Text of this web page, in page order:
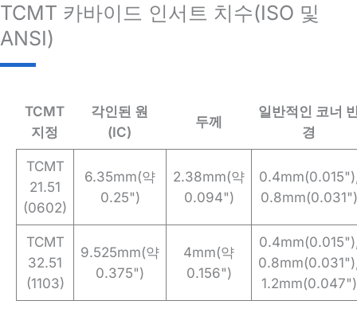
TCMT 카바이드 인서트 치수(ISO 및
ANSI)
TCMT
지정
각인된 원
(IC)
두께
일반적인 코너
경
TCMT
21.51
(0602)
6.35mm(약
0.25")
2.38mm(약
0.094")
0.8mm(0.031")
TCMT
32.51
(1103)
9.525mm(약
0.375")
4mm(약
0.156")
1.2mm(0.047")